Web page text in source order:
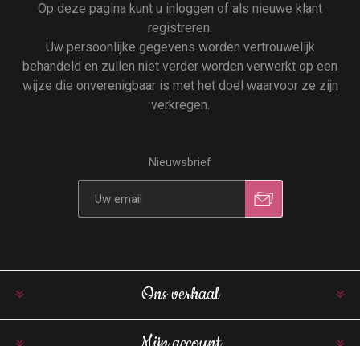
Op deze pagina kunt u inloggen of als nieuwe klant
registreren.
Uw persoonlijke gegevens worden vertrouwelijk
behandeld en zullen niet verder worden verwerkt op een
wijze die onverenigbaar is met het doel waarvoor ze zijn
verkregen.
Nieuwsbrief
Ons verhaal